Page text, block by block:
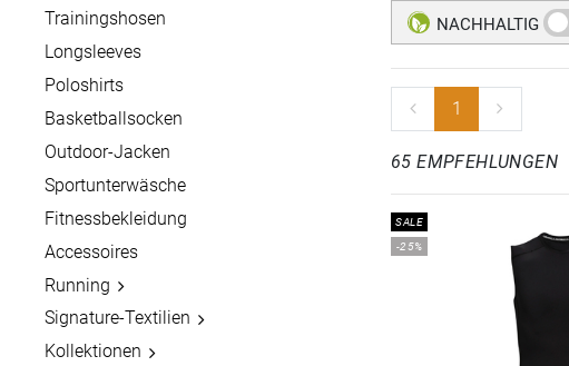
Trainingshosen
Longsleeves
Poloshirts
Basketballsocken
Outdoor-Jacken
Sportunterwäsche
Fitnessbekleidung
Accessoires
Running
Signature-Textilien
Kollektionen
NACHHALTIG
1
65 EMPFEHLUNGEN
SALE
-25%